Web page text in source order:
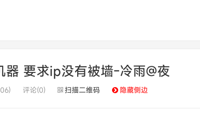
要求ip没有被墙-冷雨@夜
评论(0) 扫描二维码 隐藏侧边